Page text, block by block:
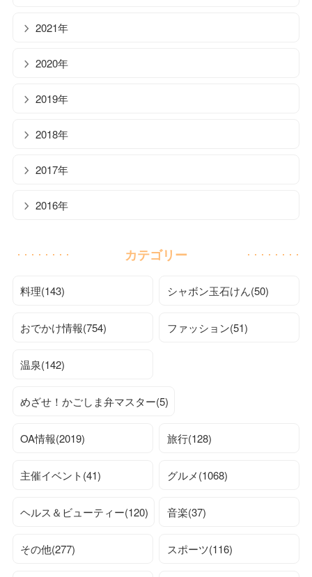
2021年
2020年
2019年
2018年
2017年
2016年
カテゴリー
料理(143) シャボン玉石けん(50)
おでかけ情報(754) ファッション(51)
温泉(142)
めざせ！かごしま弁マスター(5)
OA情報(2019) 旅行(128)
主催イベント(41) グルメ(1068)
ヘルス＆ビューティー(120) 音楽(37)
その他(277) スポーツ(116)